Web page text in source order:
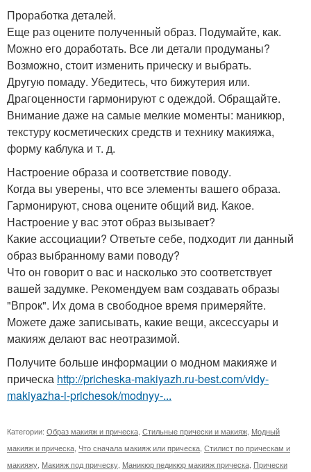
Проработка деталей.
Еще раз оцените полученный образ. Подумайте, как.
Можно его доработать. Все ли детали продуманы?
Возможно, стоит изменить прическу и выбрать.
Другую помаду. Убедитесь, что бижутерия или.
Драгоценности гармонируют с одеждой. Обращайте.
Внимание даже на самые мелкие моменты: маникюр,
текстуру косметических средств и технику макияжа,
форму каблука и т. д.
Настроение образа и соответствие поводу.
Когда вы уверены, что все элементы вашего образа.
Гармонируют, снова оцените общий вид. Какое.
Настроение у вас этот образ вызывает?
Какие ассоциации? Ответьте себе, подходит ли данный
образ выбранному вами поводу?
Что он говорит о вас и насколько это соответствует
вашей задумке. Рекомендуем вам создавать образы
"Впрок". Их дома в свободное время примеряйте.
Можете даже записывать, какие вещи, аксессуары и
макияж делают вас неотразимой.
Получите больше информации о модном макияже и
прическа http://pricheska-makiyazh.ru-best.com/vidy-
makiyazha-i-prichesok/modnyy-...
Категории: Образ макияж и прическа Стильные прически и макияж Модный
макияж и прическа Что сначала макияж или прическа Стилист по прическам и
макияжу Макияж под прическу Маникюр педикюр макияж прическа Прически